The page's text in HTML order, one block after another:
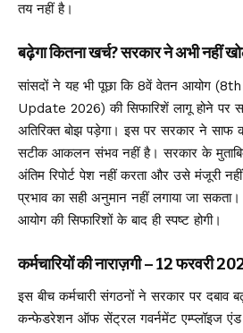
तय नहीं है।
बढ़ेगा कितना खर्च? सरकार ने अभी नहीं
सांसदों ने यह भी पूछा कि 8वें वेतन आयोग
Update 2026) की सिफारिशें लागू होने पर
अतिरिक्त बोझ पड़ेगा। इस पर सरकार ने साफ
सटीक आकलन संभव नहीं है। सरकार के
अंतिम रिपोर्ट पेश नहीं करता और उसे मंजूरी
प्रभाव का सही अनुमान नहीं लगाया जा सकता।
आयोग की सिफारिशों के बाद ही स्पष्ट होगी।
कर्मचारियों की नाराज़गी – 12 फरवरी
इस बीच कर्मचारी संगठनों ने सरकार पर दबाव
कन्फेडरेशन ऑफ सेंट्रल गवर्नमेंट एम्प्लॉइज एंड